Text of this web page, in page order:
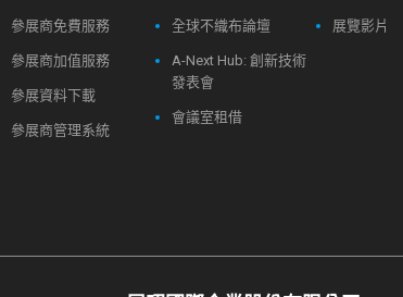
參展商免費服務
參展商加值服務
參展資料下載
參展商管理系統
全球不織布論壇
A-Next Hub: 創新技術
發表會
會議室租借
展覽影片